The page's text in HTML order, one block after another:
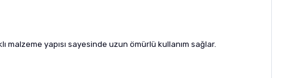
yapısı sayesinde uzun ömürlü kullanım sağlar.